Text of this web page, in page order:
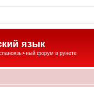
язык
форум в рунете